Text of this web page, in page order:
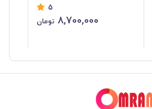
5
8,700,000 تومان